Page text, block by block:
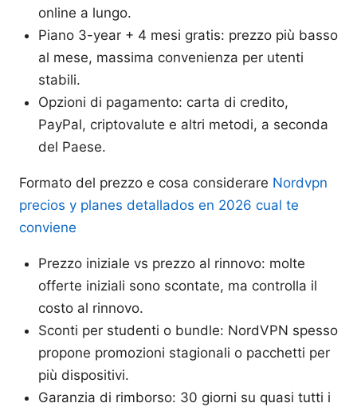
online a lungo.
Piano 3-year + 4 mesi gratis: prezzo più basso
al mese, massima convenienza per utenti
stabili.
Opzioni di pagamento: carta di credito,
PayPal, criptovalute e altri metodi, a seconda
del Paese.
Formato del prezzo e cosa considerare Nordvpn
precios y planes detallados en 2026 cual te
conviene
Prezzo iniziale vs prezzo al rinnovo: molte
offerte iniziali sono scontate, ma controlla il
costo al rinnovo.
Sconti per studenti o bundle: NordVPN spesso
propone promozioni stagionali o pacchetti per
più dispositivi.
Garanzia di rimborso: 30 giorni su quasi tutti i